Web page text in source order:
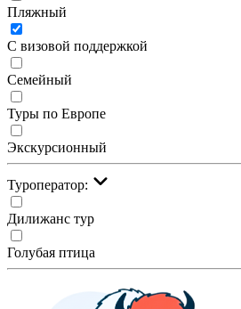
Пляжный
С визовой поддержкой
Семейный
Туры по Европе
Экскурсионный
Туроператор:
Дилижанс тур
Голубая птица